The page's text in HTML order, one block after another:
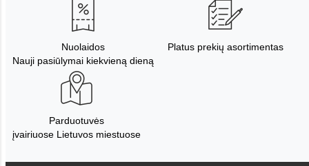
Nuolaidos
Nauji pasiūlymai kiekvieną dieną
Platus prekių asortimentas
Parduotuvės
įvairiuose Lietuvos miestuose